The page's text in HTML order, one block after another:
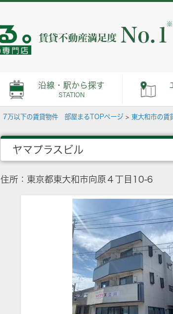
※
沿線・駅から探す
STATION
7万以下の賃貸物件 部屋まるTOPページ > 東大和市の賃
ヤマプラスビル
住所：東京都東大和市向原４丁目10-6